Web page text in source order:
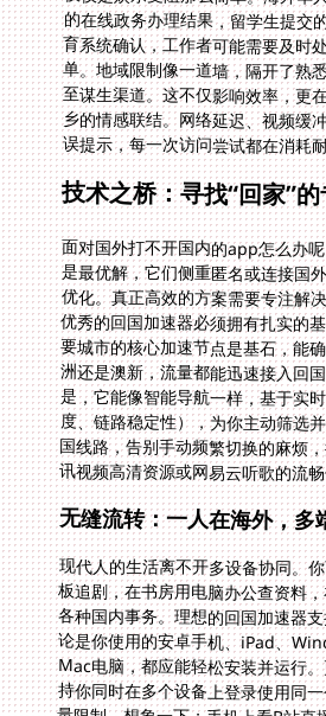
误提示，每一次访问尝试都在消耗
技术之桥：寻找“回家”
面对国外打不开国内的app怎么办
是最优解，它们侧重匿名或连接国
优化。真正高效的方案需要专注解
优秀的回国加速器必须拥有扎实的
要城市的核心加速节点是基石，能
洲还是澳新，流量都能迅速接入回
是，它能像智能导航一样，基于实
度、链路稳定性），为你主动筛选
国线路，告别手动频繁切换的麻烦
讯视频高清资源或网易云听歌的流
无缝流转：一人在海外，多
现代人的生活离不开多设备协同。
板追剧，在书房用电脑办公查资料
各种国内事务。理想的回国加速器
论是你使用的安卓手机、iPad、
Mac电脑，都应能轻松安装并运行
持你同时在多个设备上登录使用同
量限制。想象一下：手机上看B站
处理工作，平板同步浏览淘宝购物
多台设备需要多次付费或被迫下线